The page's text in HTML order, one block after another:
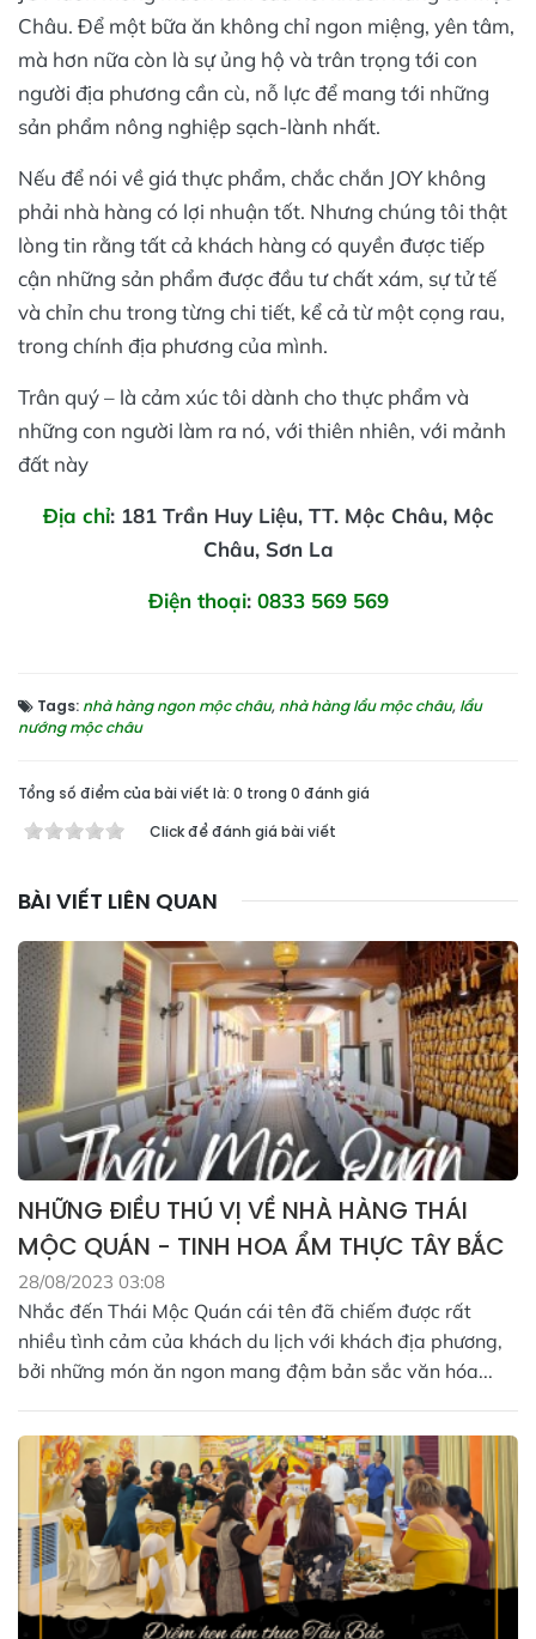
Châu. Để một bữa ăn không chỉ ngon miệng, yên tâm,
mà hơn nữa còn là sự ủng hộ và trân trọng tới con
người địa phương cần cù, nỗ lực để mang tới những
sản phẩm nông nghiệp sạch-lành nhất.
Nếu để nói về giá thực phẩm, chắc chắn JOY không
phải nhà hàng có lợi nhuận tốt. Nhưng chúng tôi thật
lòng tin rằng tất cả khách hàng có quyền được tiếp
cận những sản phẩm được đầu tư chất xám, sự tử tế
và chỉn chu trong từng chi tiết, kể cả từ một cọng rau,
trong chính địa phương của mình.
Trân quý – là cảm xúc tôi dành cho thực phẩm và
những con người làm ra nó, với thiên nhiên, với mảnh
đất này
Địa chỉ: 181 Trần Huy Liệu, TT. Mộc Châu, Mộc
Châu, Sơn La
Điện thoại: 0833 569 569
Tags: nhà hàng ngon mộc châu, nhà hàng lẩu mộc châu, lẩu
nướng mộc châu
Tổng số điểm của bài viết là: 0 trong 0 đánh giá
Click để đánh giá bài viết
BÀI VIẾT LIÊN QUAN
NHỮNG ĐIỀU THÚ VỊ VỀ NHÀ HÀNG THÁI
MỘC QUÁN - TINH HOA ẨM THỰC TÂY BẮC
28/08/2023 03:08
Nhắc đến Thái Mộc Quán cái tên đã chiếm được rất
nhiều tình cảm của khách du lịch với khách địa phương,
bởi những món ăn ngon mang đậm bản sắc văn hóa...